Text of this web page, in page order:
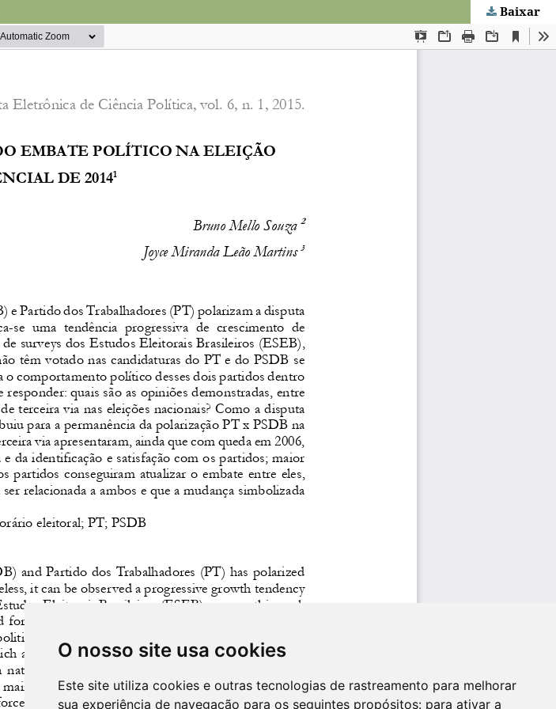
O nosso site usa cookies
Este site utiliza cookies e outras tecnologias de rastreamento para melhorar
sua experiência de navegação para os seguintes propósitos: para ativar a
Baixar